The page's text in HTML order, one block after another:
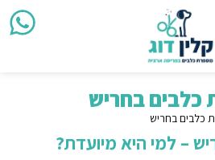
בחריש
כלבים בחריש
– למי היא מיועדת?